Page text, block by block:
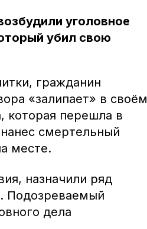
уголовное
убил свою
гражданин
«залипает» в своём
которая перешла в
смертельный
месте.
назначили ряд
Подозреваемый
дела